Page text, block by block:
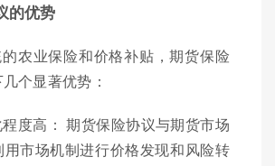
的优势
农业保险和价格补贴，期货保险
个显著优势：
度高： 期货保险协议与期货市场
用市场机制进行价格发现和风险转